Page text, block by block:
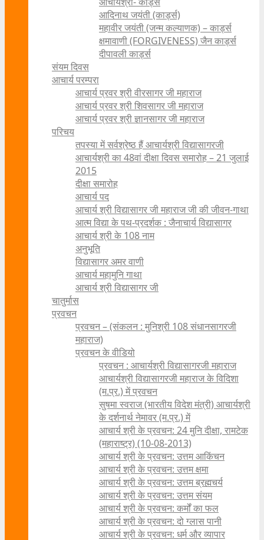
आदिनाथ जयंती (कार्ड्स)
महावीर जयंती (जन्म कल्याणक) – कार्ड्स
क्षमावाणी (FORGIVENESS) जैन कार्ड्स
दीपावली कार्ड्स
संयम दिवस
आचार्य परम्परा
आचार्य प्रवर श्री वीरसागर जी महाराज
आचार्य प्रवर श्री शिवसागर जी महाराज
आचार्य प्रवर श्री ज्ञानसागर जी महाराज
परिचय
तपस्या में सर्वश्रेष्ठ हैं आचार्यश्री विद्यासागरजी
आचार्यश्री का 48वां दीक्षा दिवस समारोह – 21 जुलाई
2015
दीक्षा समारोह
आचार्य पद
आचार्य श्री विद्यासागर जी महाराज जी की जीवन-गाथा
आत्म विद्या के पथ-प्रदर्शक : जैनाचार्य विद्यासागर
आचार्य श्री के 108 नाम
अनुभूति
विद्यासागर अमर वाणी
आचार्य महामुनि गाथा
आचार्य श्री विद्यासागर जी
चातुर्मास
प्रवचन
प्रवचन – (संकलन : मुनिश्री 108 संधानसागरजी
महाराज)
प्रवचन के वीडियो
प्रवचन : आचार्यश्री ‍विद्यासागरजी महाराज
आचार्यश्री विद्यासागरजी महाराज के विदिशा
(म.प्र.) में प्रवचन
सुषमा स्वराज (भारतीय विदेश मंत्री) आचार्यश्री
के दर्शनार्थ नेमावर (म.प्र.) में
आचार्य श्री के प्रवचन: 24 मुनि दीक्षा, रामटेक
(महाराष्ट्र) (10-08-2013)
आचार्य श्री के प्रवचन: उत्तम आकिंचन
आचार्य श्री के प्रवचन: उत्तम क्षमा
आचार्य श्री के प्रवचन: उत्तम ब्रह्मचर्य
आचार्य श्री के प्रवचन: उत्तम संयम
आचार्य श्री के प्रवचन: कर्मों का फल
आचार्य श्री के प्रवचन: दो ग्लास पानी
आचार्य श्री के प्रवचन: धर्म और व्यापार